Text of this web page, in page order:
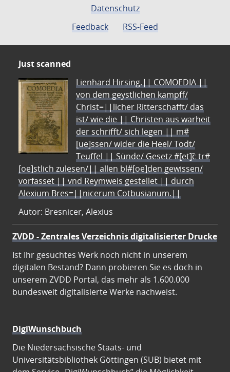
Datenschutz
Feedback
RSS-Feed
Just scanned
Lienhard Hirsing.|| COMOEDIA ||
von dem geystlichen kampff/
Christ=||licher Ritterschafft/ das
ist/ wie die || Christen aus warheit
der schrifft/ sich legen || m#
[ue]ssen/ wider die Heel/ Todt/
Teuffel || Sünde/ Gesetz #[et]c̃ tr#
[oe]stlich zulesen/|| allen bl#[oe]den gewissen/
vorfasset || vnd Reymweis gestellet || durch
Alexium Bres=||nicerum Cotbusianum.||
Autor: Bresnicer, Alexius
ZVDD - Zentrales Verzeichnis digitalisierter Drucke
Ist Ihr gesuchtes Werk noch nicht in unserem
digitalen Bestand? Dann probieren Sie es doch in
unserem ZVDD Portal, das mehr als 1.600.000
bundesweit digitalisierte Werke nachweist.
DigiWunschbuch
Die Niedersächsische Staats- und
Universitätsbibliothek Göttingen (SUB) bietet mit